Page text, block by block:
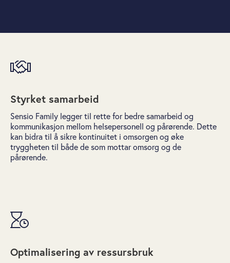
Styrket samarbeid
Sensio Family legger til rette for bedre samarbeid og
kommunikasjon mellom helsepersonell og pårørende. Dette
kan bidra til å sikre kontinuitet i omsorgen og øke
tryggheten til både de som mottar omsorg og de
pårørende.
Optimalisering av ressursbruk